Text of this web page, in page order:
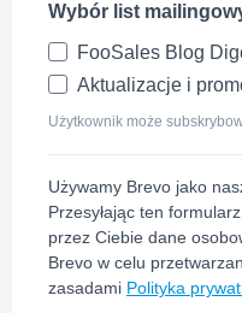
Wybór list
FooSales Blog
Aktualizacje i
Użytkownik może
Używamy Brevo jako
Przesyłając ten
przez Ciebie dane
Brevo w celu
zasadami Polityka